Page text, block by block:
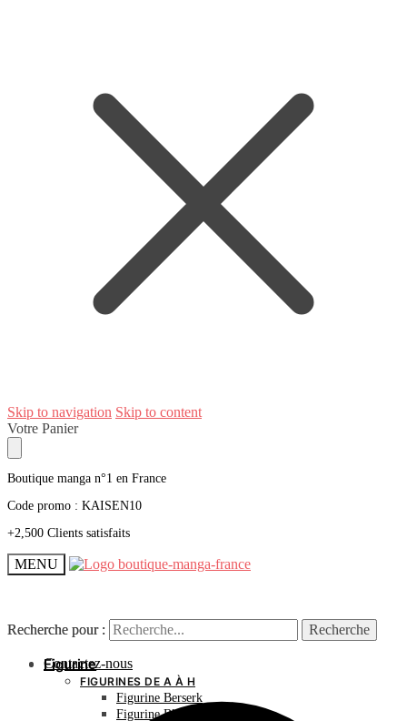
Skip to navigation Skip to content
Votre Panier
Boutique manga n°1 en France
Code promo : KAISEN10
+2,500 Clients satisfaits
MENU
Recherche pour : Recherche
Contactez-nous
Recherche pour : Recherche
Figurine
FIGURINES DE A À H
Figurine Berserk
Figurine Bleach